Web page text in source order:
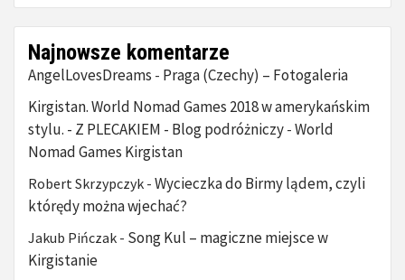
Najnowsze komentarze
AngelLovesDreams - Praga (Czechy) – Fotogaleria
Kirgistan. World Nomad Games 2018 w amerykańskim
stylu. - Z PLECAKIEM - Blog podróżniczy - World
Nomad Games Kirgistan
Robert Skrzypczyk - Wycieczka do Birmy lądem, czyli
którędy można wjechać?
Jakub Pińczak - Song Kul – magiczne miejsce w
Kirgistanie